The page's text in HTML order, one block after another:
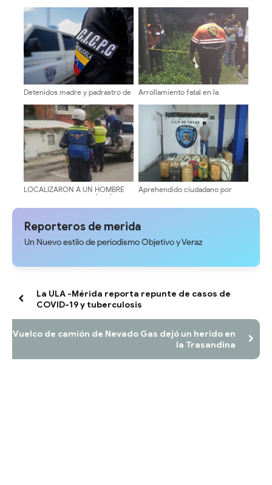
Detenidos madre y padrastro de
Obispo Ramos de Loras
Arrollamiento fatal en la
vida de un hombre de 32 años
LOCALIZARON A UN HOMBRE
MUERTO EN PLENA VÍA PÚBLICA
DEL SECTOR LA DON PERUCHO
Aprehendido ciudadano por
combustible en la vía hacia
Reporteros de merida
Un Nuevo estilo de periodismo Objetivo y Veraz
La ULA -Mérida reporta repunte de casos de
COVID-19 y tuberculosis
Vuelco de camión de Nevado Gas dejó un herido en
la Trasandina